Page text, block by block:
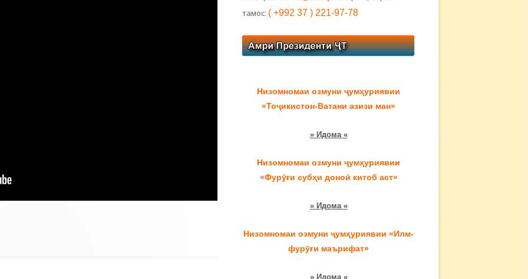
тамос: ( +992 37 ) 221-97-78
Низомномаи озмуни ҷумҳуриявии
«Тоҷикистон-Ватани азизи ман»
» Идома «
Низомномаи озмуни ҷумҳуриявии
«Фурӯғи субҳи доноӣ китоб аст»
» Идома «
Низомномаи озмуни ҷумҳуриявии «Илм-
фурӯғи маърифат»
» Идома «